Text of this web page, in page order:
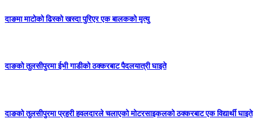
दाङमा माटोको ढिस्को खस्दा पुरिएर एक बालकको मृत्यु
दाङको तुलसीपुरमा ईभी गाडीको ठक्करबाट पैदलयात्री घाइते
दाङको तुलसीपुरमा प्रहरी हवलदारले चलाएको मोटरसाइकलको ठक्करबाट एक विद्यार्थी घाइते